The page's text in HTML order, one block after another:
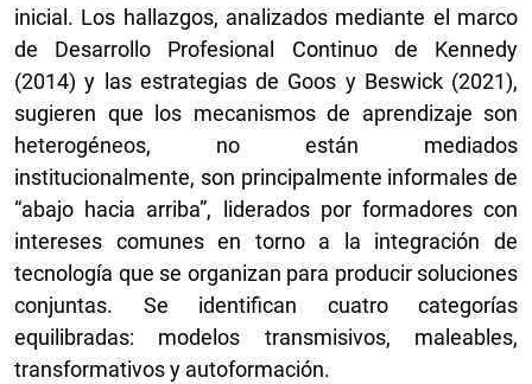
inicial. Los hallazgos, analizados mediante el marco
de Desarrollo Profesional Continuo de Kennedy
(2014) y las estrategias de Goos y Beswick (2021),
sugieren que los mecanismos de aprendizaje son
heterogéneos, no están mediados
institucionalmente, son principalmente informales de
“abajo hacia arriba”, liderados por formadores con
intereses comunes en torno a la integración de
tecnología que se organizan para producir soluciones
conjuntas. Se identifican cuatro categorías
equilibradas: modelos transmisivos, maleables,
transformativos y autoformación.